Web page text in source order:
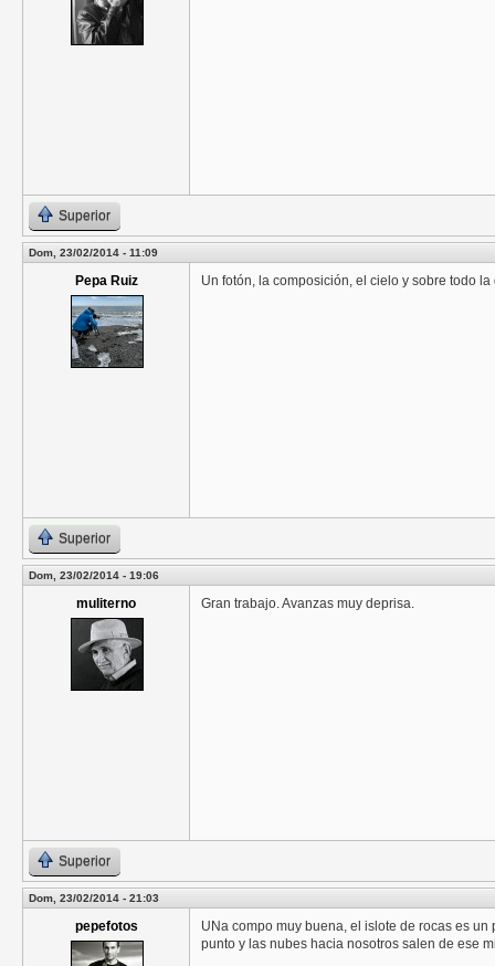
Superior
Dom, 23/02/2014 - 11:09
Pepa Ruiz Un fotón, la composición, el cielo y sobre todo
Superior
Dom, 23/02/2014 - 19:06
muliterno Gran trabajo. Avanzas muy deprisa.
Superior
Dom, 23/02/2014 - 21:03
pepefotos
UNa compo muy buena, el islote de rocas es
punto y las nubes hacia nosotros salen de ese